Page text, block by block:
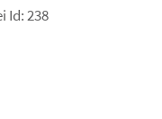
Id: 238